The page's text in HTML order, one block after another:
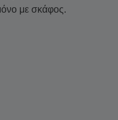
με σκάφος.
κολύμπι και